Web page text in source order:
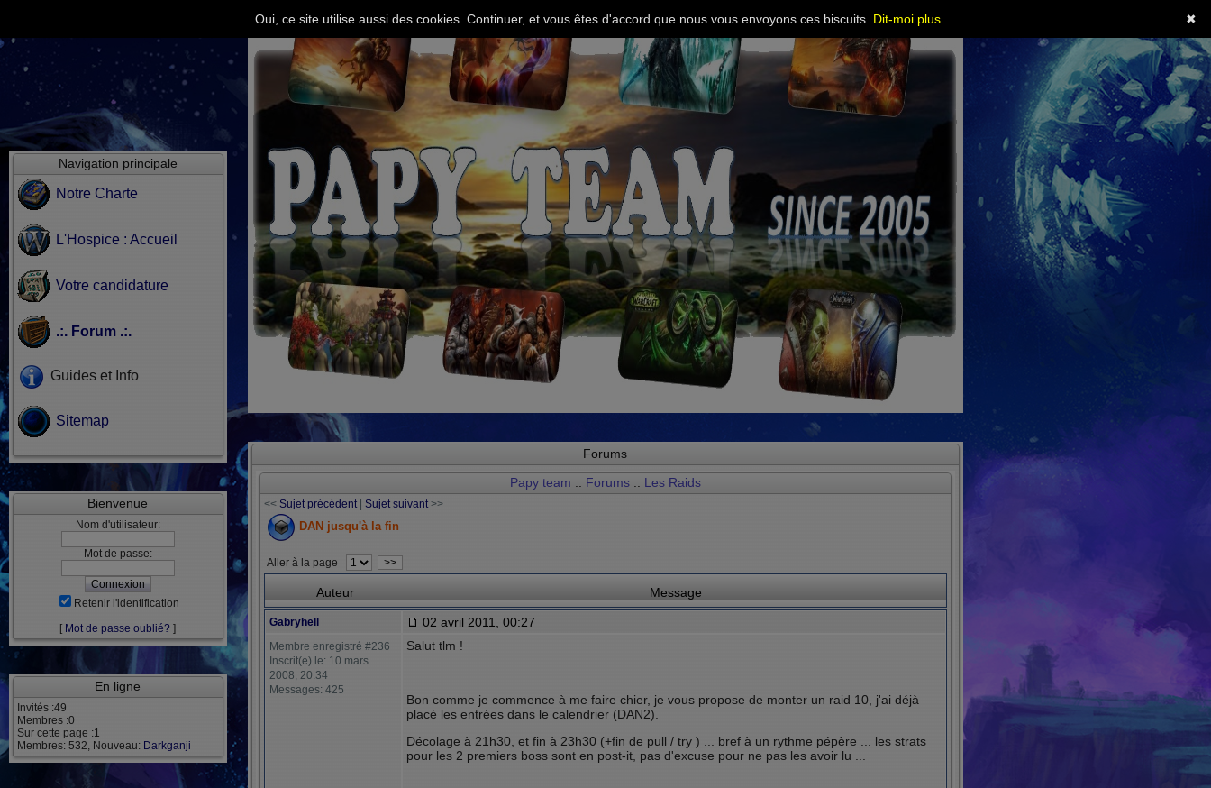
Navigation principale
Notre Charte
L'Hospice : Accueil
Votre candidature
.:. Forum .:.
Guides et Info
Sitemap
Bienvenue
Nom d'utilisateur:
Mot de passe:
Retenir l'identification
[ Mot de passe oublié? ]
En ligne
Invités :49
Membres :0
Sur cette page :1
Membres: 532, Nouveau: Darkganji
Forums
Papy team :: Forums:: Les Raids
<< Sujet précédent| Sujet suivant>>
DAN jusqu'à la fin
Aller à la page >>
Auteur Message
Gabryhell 02 avril 2011, 00:27
Membre enregistré #236
Inscrit(e) le: 10 mars
2008, 20:34
Messages: 425
Salut tlm !
Bon comme je commence à me faire chier, je vous propose de monter un raid 10, j'ai déjà
placé les entrées dans le calendrier (DAN2).
Décolage à 21h30, et fin à 23h30 (+fin de pull / try ) ... bref à un rythme pépère ... les strats
pour les 2 premiers boss sont en post-it, pas d'excuse pour ne pas les avoir lu ...
✖
Oui, ce site utilise aussi des cookies. Continuer, et vous êtes d'accord que nous vous envoyons ces biscuits. Dit-moi plus